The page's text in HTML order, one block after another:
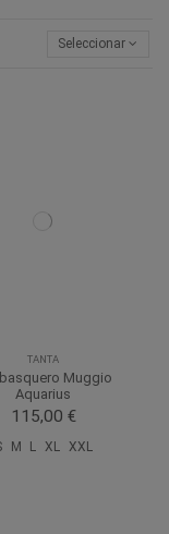
Seleccionar
TANTA
Muggio
Aquarius
115,00 €
M L XL XXL